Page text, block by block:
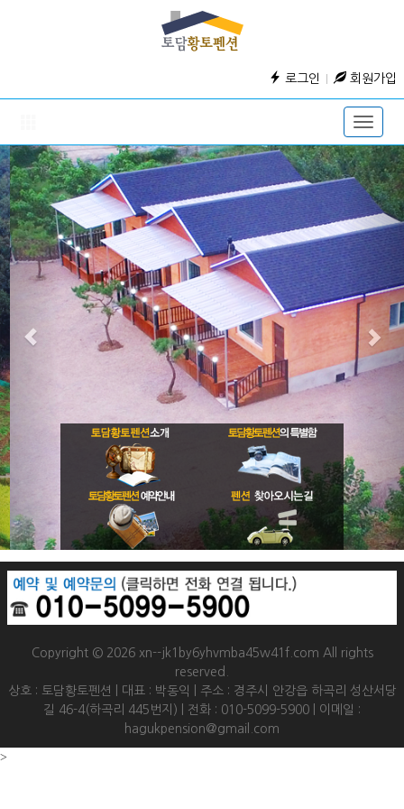
로그인 회원가입
Toggle
Copyright © 2026 xn--jk1by6yhvmba45w41f.com All rights
reserved.
상호 : 토담황토펜션 | 대표 : 박동익 | 주소 : 경주시 안강읍 하곡리 성산서당
길 46-4(하곡리 445번지) | 전화 : 010-5099-5900 | 이메일 :
hagukpension@gmail.com
>